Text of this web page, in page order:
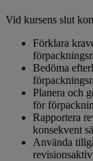
Vid kursens slut
Förklara
Bedöma
Planera och
för
Rapportera
konsekvent
Använda